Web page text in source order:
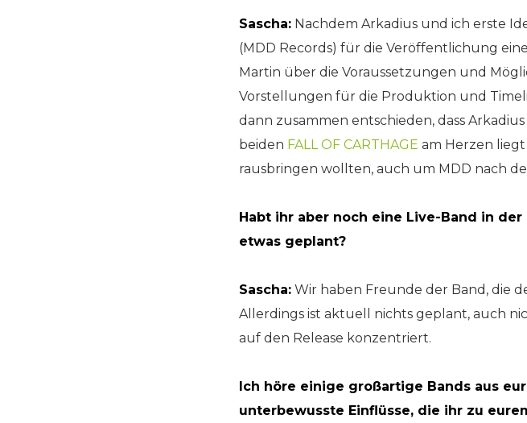
Sascha: Nachdem Arkadius und ich erste
(MDD Records) für die Veröffentlichung
Martin über die Voraussetzungen und
Vorstellungen für die Produktion und
dann zusammen entschieden, dass
beiden FALL OF CARTHAGE am Herzen
rausbringen wollten, auch um MDD nach
Habt ihr aber noch eine Live-Band in
etwas geplant?
Sascha: Wir haben Freunde der Band, die
Allerdings ist aktuell nichts geplant, auch
auf den Release konzentriert.
Ich höre einige großartige Bands aus
unterbewusste Einflüsse, die ihr zu